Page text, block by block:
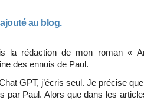
au blog.
la rédaction de mon roman «
des ennuis de Paul.
GPT, j’écris seul. Je précise
par Paul. Alors que dans les